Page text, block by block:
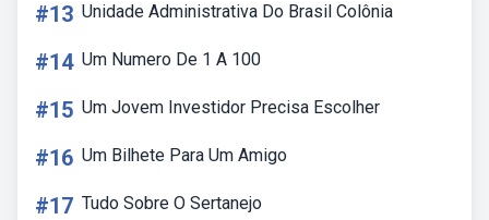
#13 Unidade Administrativa Do Brasil Colônia
#14 Um Numero De 1 A 100
#15 Um Jovem Investidor Precisa Escolher
#16 Um Bilhete Para Um Amigo
#17 Tudo Sobre O Sertanejo